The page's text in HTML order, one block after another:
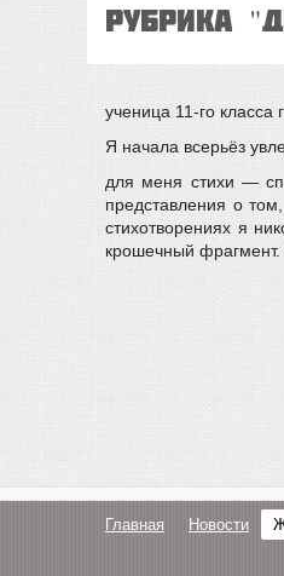
Рубрика
ученица 11-го
Я начала всерьёз
для меня стихи —
представления о
стихотворениях я
крошечный
Главная Новости